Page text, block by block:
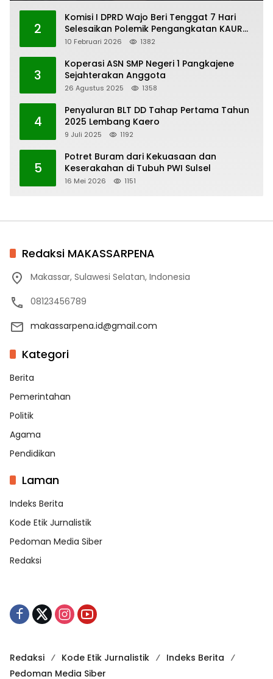
2
Komisi I DPRD Wajo Beri Tenggat 7 Hari
Selesaikan Polemik Pengangkatan KAUR
Keuangan Desa Bau-Bau
10 Februari 2026 1382
3
Koperasi ASN SMP Negeri 1 Pangkajene
Sejahterakan Anggota
26 Agustus 2025 1358
4
Penyaluran BLT DD Tahap Pertama Tahun
2025 Lembang Kaero
9 Juli 2025 1192
5
Potret Buram dari Kekuasaan dan
Keserakahan di Tubuh PWI Sulsel
16 Mei 2026 1151
Redaksi MAKASSARPENA
Makassar, Sulawesi Selatan, Indonesia
08123456789
makassarpena.id@gmail.com
Kategori
Berita
Pemerintahan
Politik
Agama
Pendidikan
Laman
Indeks Berita
Kode Etik Jurnalistik
Pedoman Media Siber
Redaksi
Redaksi Kode Etik Jurnalistik
Indeks Berita
Pedoman Media Siber